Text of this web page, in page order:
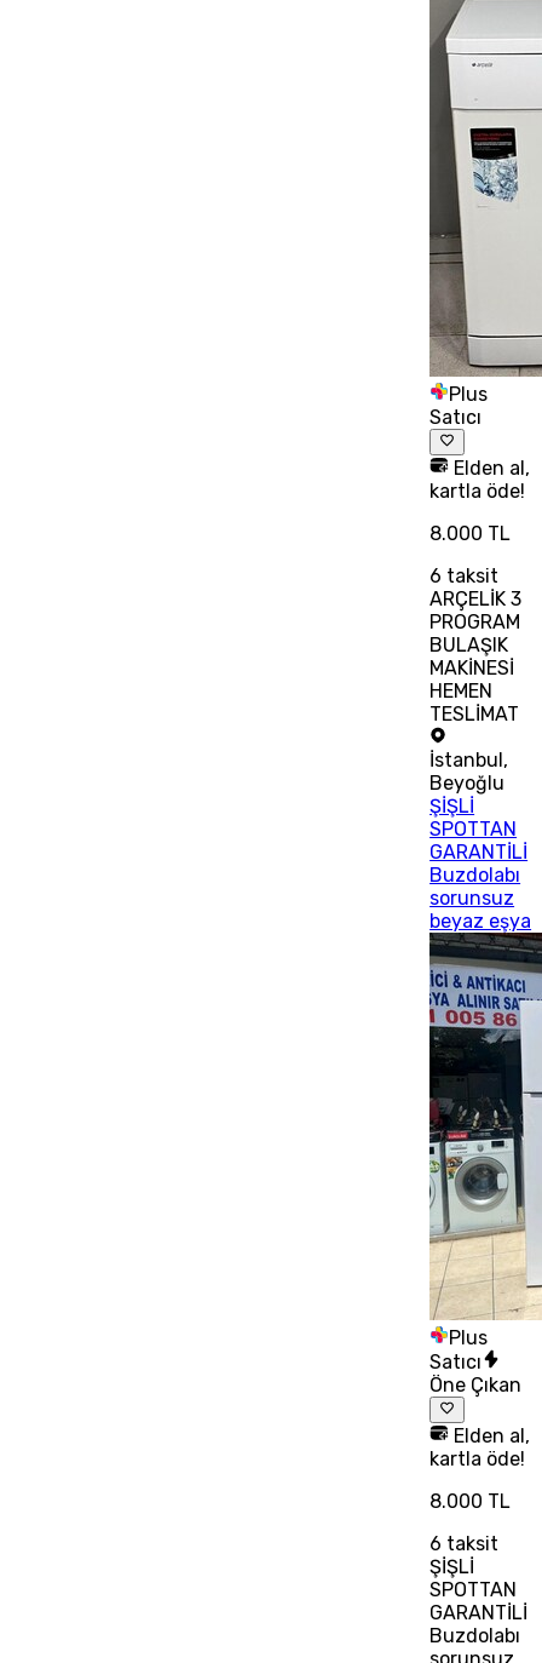
Plus
Satıcı
Elden al,
kartla öde!
8.000 TL
6 taksit
ARÇELİK 3
PROGRAM
BULAŞIK
MAKİNESİ
HEMEN
TESLİMAT
İstanbul,
Beyoğlu
ŞİŞLİ
SPOTTAN
GARANTİLİ
Buzdolabı
sorunsuz
beyaz eşya
Plus
Satıcı
Öne Çıkan
Elden al,
kartla öde!
8.000 TL
6 taksit
ŞİŞLİ
SPOTTAN
GARANTİLİ
Buzdolabı